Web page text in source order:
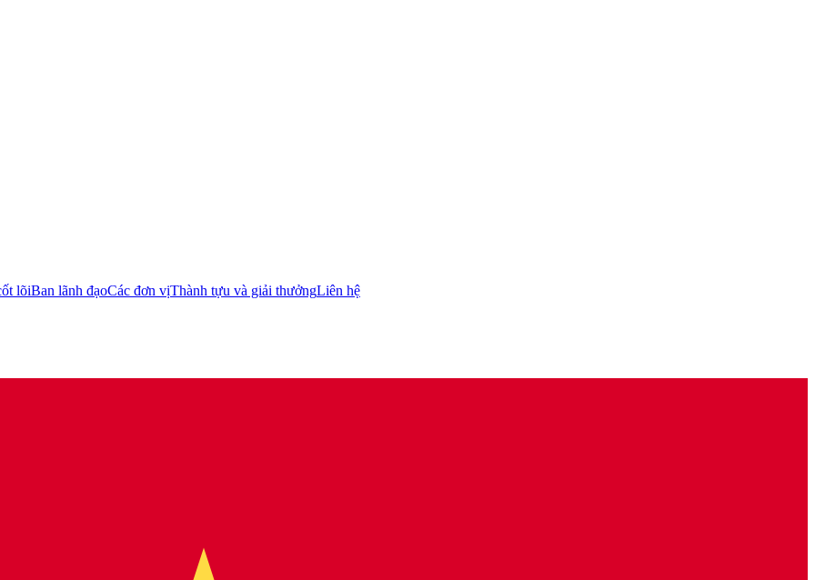
lõiBan lãnh đạoCác đơn vịThành tựu và giải thưởngLiên hệ